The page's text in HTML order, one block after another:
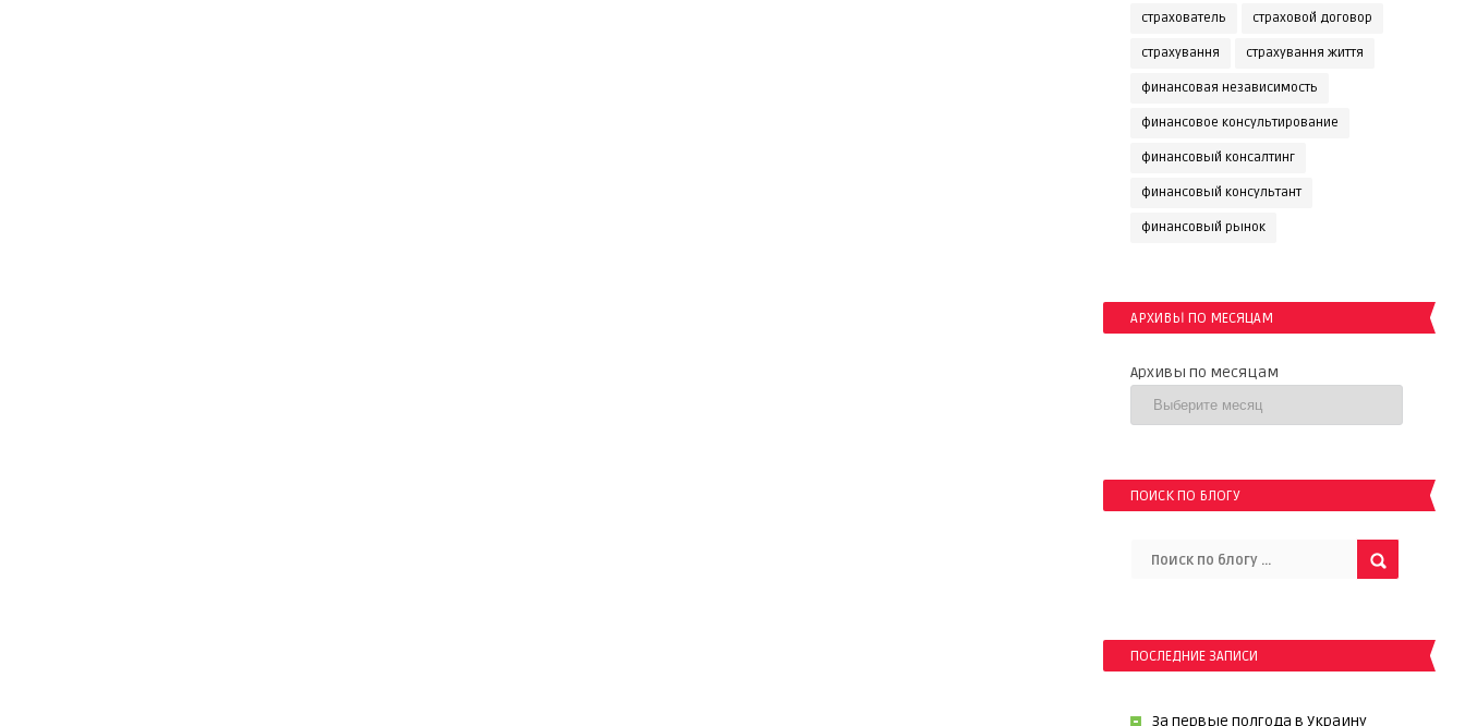
страхователь страховой договор
страхування страхування життя
финансовая независимость
финансовое консультирование
финансовый консалтинг
финансовый консультант
финансовый рынок
АРХИВЫ ПО МЕСЯЦАМ
Архивы по месяцам
ПОИСК ПО БЛОГУ
ПОСЛЕДНИЕ ЗАПИСИ
За первые полгода в Украину